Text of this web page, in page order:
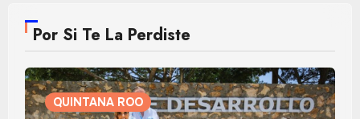
Por Si Te La Perdiste
QUINTANA ROO